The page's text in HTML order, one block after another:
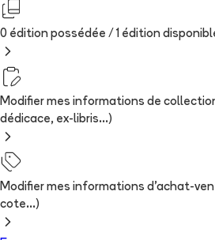
0 édition possédée / 1 édition
Modifier mes informations de
dédicace, ex-libris...)
Modifier mes informations d'achat-
cote...)